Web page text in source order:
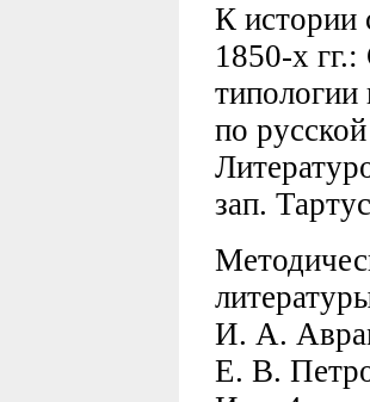
К истории
1850-х
типологии
по
зап.
И. А.
Е. В.